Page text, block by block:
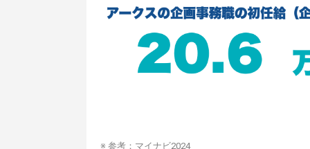
※ 参考： マイナビ2024